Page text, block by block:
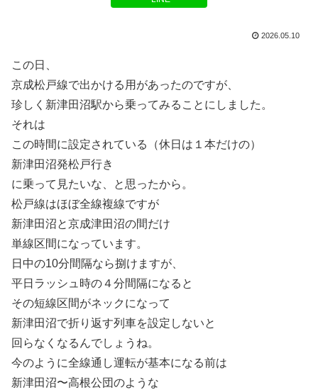
2026.05.10
この日、
京成松戸線で出かける用があったのですが、
珍しく新津田沼駅から乗ってみることにしました。
それは
この時間に設定されている（休日は１本だけの）
新津田沼発松戸行き
に乗って見たいな、と思ったから。
松戸線はほぼ全線複線ですが
新津田沼と京成津田沼の間だけ
単線区間になっています。
日中の10分間隔なら捌けますが、
平日ラッシュ時の４分間隔になると
その短線区間がネックになって
新津田沼で折り返す列車を設定しないと
回らなくなるんでしょうね。
今のように全線通し運転が基本になる前は
新津田沼〜高根公団のような